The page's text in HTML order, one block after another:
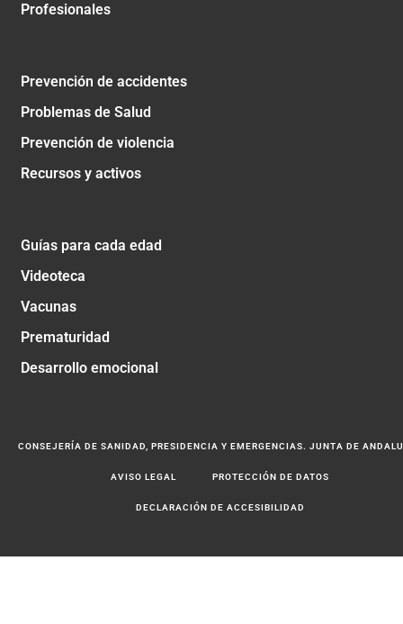
Profesionales
Prevención de accidentes
Problemas de Salud
Prevención de violencia
Recursos y activos
Guías para cada edad
Videoteca
Vacunas
Prematuridad
Desarrollo emocional
CONSEJERÍA DE SANIDAD, PRESIDENCIA Y EMERGENCIAS. JUNTA DE
AVISO LEGAL PROTECCIÓN DE DATOS
DECLARACIÓN DE ACCESIBILIDAD